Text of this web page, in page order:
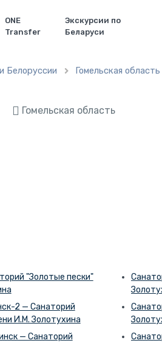
ONE
Transfer
Экскурсии по
Беларуси
Белоруссии  Гомельская область
Гомельская область
"Золотые пески"
2 — Санаторий
И.М. Золотухина
— Санаторий